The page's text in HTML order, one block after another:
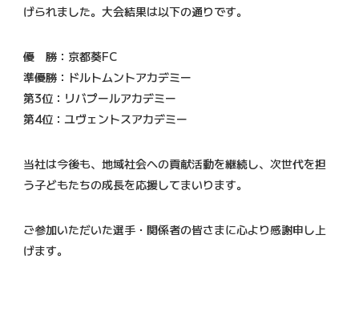
げられました。大会結果は以下の通りです。
優 勝：京都葵FC
準優勝：ドルトムントアカデミー
第3位：リバプールアカデミー
第4位：ユヴェントスアカデミー
当社は今後も、地域社会への貢献活動を継続し、次世代を担
う子どもたちの成長を応援してまいります。
ご参加いただいた選手・関係者の皆さまに心より感謝申し上
げます。